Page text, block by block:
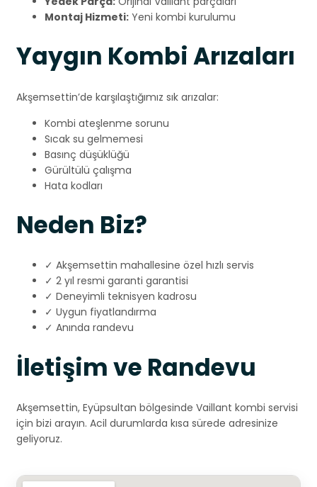
Montaj Hizmeti: Yeni kombi kurulumu
Yaygın Kombi Arızaları
Akşemsettin’de karşılaştığımız sık arızalar:
Kombi ateşlenme sorunu
Sıcak su gelmemesi
Basınç düşüklüğü
Gürültülü çalışma
Hata kodları
Neden Biz?
✓ Akşemsettin mahallesine özel hızlı servis
✓ 2 yıl resmi garanti garantisi
✓ Deneyimli teknisyen kadrosu
✓ Uygun fiyatlandırma
✓ Anında randevu
İletişim ve Randevu
Akşemsettin, Eyüpsultan bölgesinde Vaillant kombi servisi
için bizi arayın. Acil durumlarda kısa sürede adresinize
geliyoruz.